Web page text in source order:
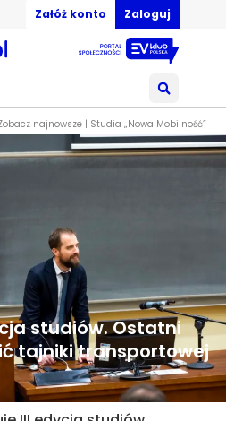
Załóż konto Zaloguj
najnowsze | Studia „Nowa Mobilność”
studiów. Ostatni
tajniki transportowej